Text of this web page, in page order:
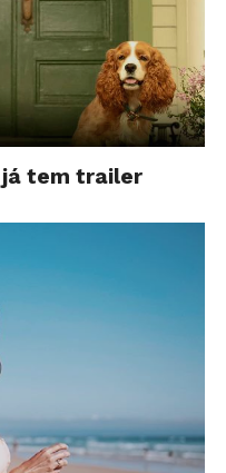
já tem trailer